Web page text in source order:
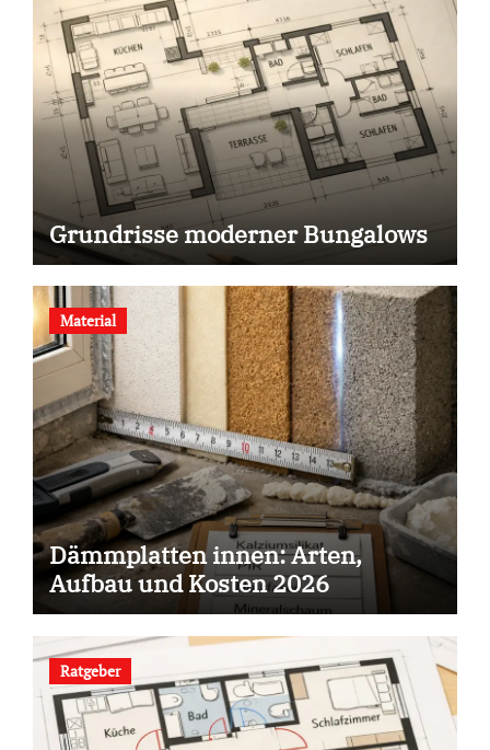
Grundrisse moderner Bungalows
Material
Dämmplatten innen: Arten,
Aufbau und Kosten 2026
Ratgeber